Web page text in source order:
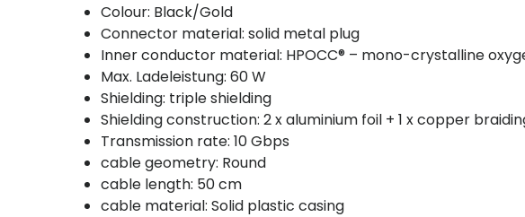
Colour: Black/Gold
Connector material: solid metal plug
Inner conductor material: HPOCC® – mono-crystalline
Max. Ladeleistung: 60 W
Shielding: triple shielding
Shielding construction: 2 x aluminium foil + 1 x copper
Transmission rate: 10 Gbps
cable geometry: Round
cable length: 50 cm
cable material: Solid plastic casing